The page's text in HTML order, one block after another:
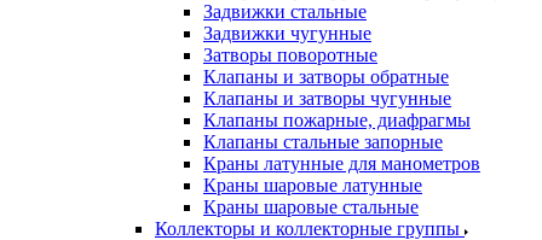
Задвижки стальные
Задвижки чугунные
Затворы поворотные
Клапаны и затворы обратные
Клапаны и затворы чугунные
Клапаны пожарные, диафрагмы
Клапаны стальные запорные
Краны латунные для манометров
Краны шаровые латунные
Краны шаровые стальные
Коллекторы и коллекторные группы